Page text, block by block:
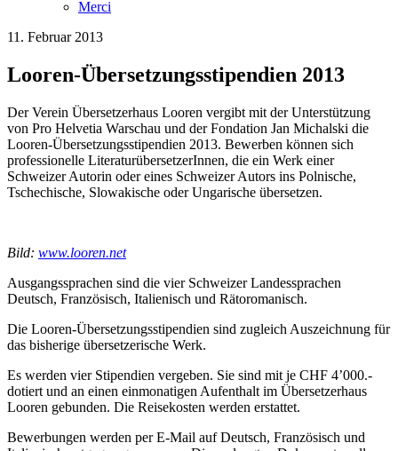
Merci
11. Februar 2013
Looren-Übersetzungsstipendien 2013
Der Verein Übersetzerhaus Looren vergibt mit der Unterstützung
von Pro Helvetia Warschau und der Fondation Jan Michalski die
Looren-Übersetzungsstipendien 2013. Bewerben können sich
professionelle LiteraturübersetzerInnen, die ein Werk einer
Schweizer Autorin oder eines Schweizer Autors ins Polnische,
Tschechische, Slowakische oder Ungarische übersetzen.
Bild: www.looren.net
Ausgangssprachen sind die vier Schweizer Landessprachen
Deutsch, Französisch, Italienisch und Rätoromanisch.
Die Looren-Übersetzungsstipendien sind zugleich Auszeichnung für
das bisherige übersetzerische Werk.
Es werden vier Stipendien vergeben. Sie sind mit je CHF 4’000.-
dotiert und an einen einmonatigen Aufenthalt im Übersetzerhaus
Looren gebunden. Die Reisekosten werden erstattet.
Bewerbungen werden per E-Mail auf Deutsch, Französisch und